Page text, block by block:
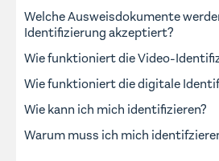
Welche Ausweisdokumente
Identifizierung akzeptiert?
Wie funktioniert die Video-
Wie funktioniert die digitale
Wie kann ich mich identifizieren?
Warum muss ich mich